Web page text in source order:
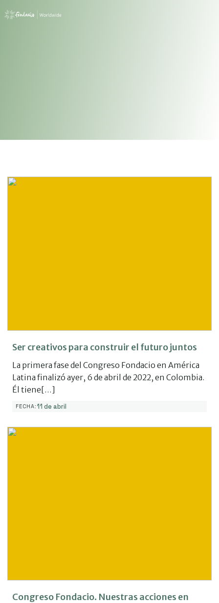
Ser creativos para construir el futuro juntos
La primera fase del Congreso Fondacio en América
Latina finalizó ayer, 6 de abril de 2022, en Colombia.
Él tiene[…]
FECHA:11 de abril
Congreso Fondacio. Nuestras acciones en